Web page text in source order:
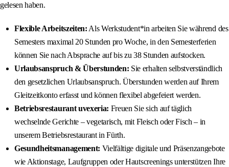
gelesen haben.
Flexible Arbeitszeiten: Als Werkstudent*in arbeiten Sie während des
Semesters maximal 20 Stunden pro Woche, in den Semesterferien
können Sie nach Absprache auf bis zu 38 Stunden aufstocken.
Urlaubsanspruch & Überstunden: Sie erhalten selbstverständlich
den gesetzlichen Urlaubsanspruch. Überstunden werden auf Ihrem
Gleitzeitkonto erfasst und können flexibel abgefeiert werden.
Betriebsrestaurant uvexeria: Freuen Sie sich auf täglich
wechselnde Gerichte – vegetarisch, mit Fleisch oder Fisch – in
unserem Betriebsrestaurant in Fürth.
Gesundheitsmanagement: Vielfältige digitale und Präsenzangebote
wie Aktionstage, Laufgruppen oder Hautscreenings unterstützen Ihre